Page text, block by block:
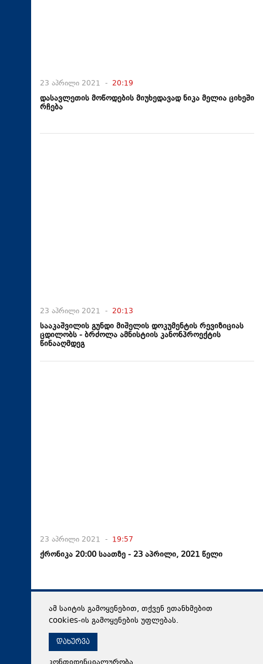
23 აპრილი 2021 - 20:19
დასავლეთის მოწოდების მიუხედავად ნიკა მელია ციხეში
რჩება
23 აპრილი 2021 - 20:13
სააკაშვილის გუნდი მიშელის დოკუმენტის რევიზიციას
ცდილობს - ბრძოლა ამნისტიის კანონპროექტის
წინააღმდეგ
23 აპრილი 2021 - 19:57
ქრონიკა 20:00 საათზე - 23 აპრილი, 2021 წელი
ამ საიტის გამოყენებით, თქვენ ეთანხმებით
cookies-ის გამოყენების უფლებას.
დახურვა